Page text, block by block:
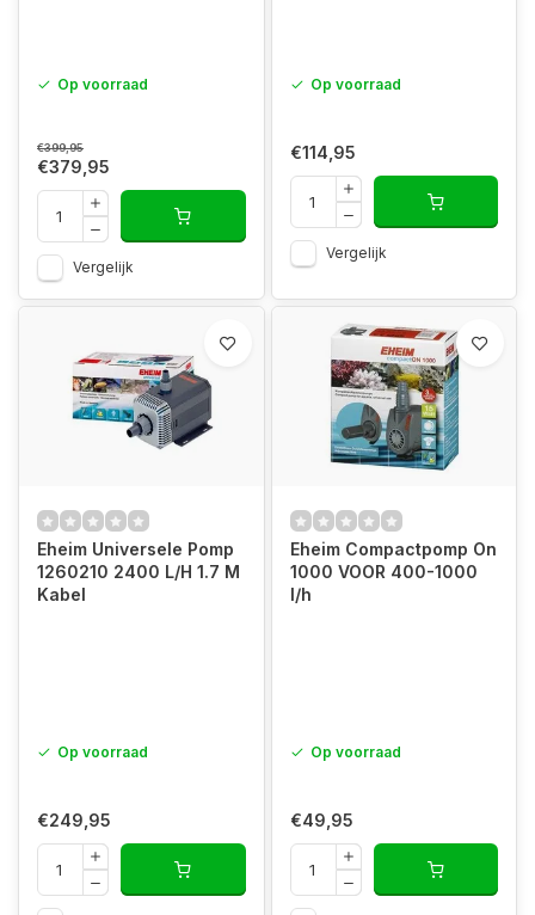
Op voorraad
€399,95
€379,95
Vergelijk
Op voorraad
€114,95
Vergelijk
Eheim Universele Pomp
1260210 2400 L/H 1.7 M
Kabel
Op voorraad
€249,95
Eheim Compactpomp On
1000 VOOR 400-1000
l/h
Op voorraad
€49,95